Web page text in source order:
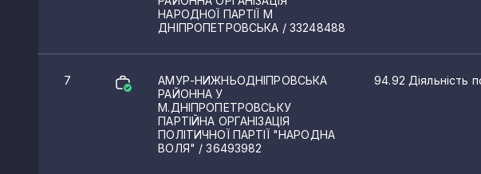
НАРОДНОЇ ПАРТІЇ М
ДНІПРОПЕТРОВСЬКА / 33248488
7
АМУР-НИЖНЬОДНІПРОВСЬКА
РАЙОННА У
М.ДНІПРОПЕТРОВСЬКУ
ПАРТІЙНА ОРГАНІЗАЦІЯ
ПОЛІТИЧНОЇ ПАРТІЇ "НАРОДНА
ВОЛЯ" / 36493982
94.92 Діяльність